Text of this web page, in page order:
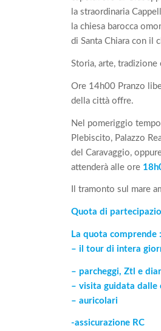
la straordinaria
la chiesa barocca
di Santa Chiara con il
Storia, arte,
Ore 14h00 Pranzo
della città offre.
Nel pomeriggio
Plebiscito, Palazzo
del Caravaggio,
attenderà alle ore
Il tramonto sul mare
Quota di
La quota comprende :
– il tour di intera
– parcheggi, Ztl e
– visita guidata dalle
– auricolari
-assicurazione RC